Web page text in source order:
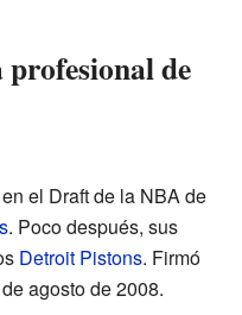
de
el Draft de la NBA de
. Poco después, sus
Detroit Pistons. Firmó
agosto de 2008.